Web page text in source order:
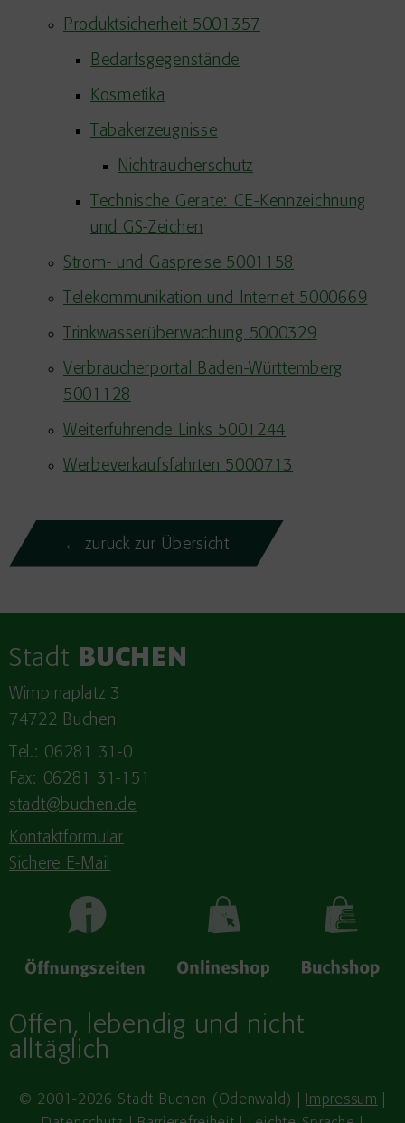
Produktsicherheit 5001357
Bedarfsgegenstände
Kosmetika
Tabakerzeugnisse
Nichtraucherschutz
Technische Geräte: CE-Kennzeichnung
und GS-Zeichen
Strom- und Gaspreise 5001158
Telekommunikation und Internet 5000669
Trinkwasserüberwachung 5000329
Verbraucherportal Baden-Württemberg
5001128
Weiterführende Links 5001244
Werbeverkaufsfahrten 5000713
← zurück zur Übersicht
Stadt BUCHEN
Wimpinaplatz 3
74722 Buchen
Tel.: 06281 31-0
Fax: 06281 31-151
stadt@buchen.de
Kontaktformular
Sichere E-Mail
Offen, lebendig und nicht
alltäglich
© 2001-2026 Stadt Buchen (Odenwald) | Impressum